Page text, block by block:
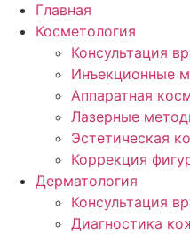
Главная
Косметология
Консультация
Инъекционные
Аппаратная
Лазерные
Эстетическая
Коррекция
Дерматология
Консультация
Диагностика